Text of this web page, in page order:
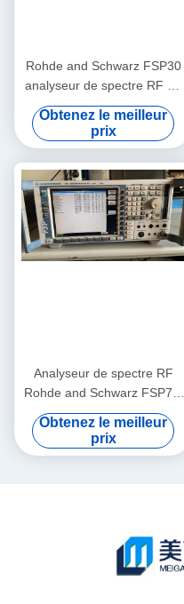
Rohde and Schwarz FSP30
analyseur de spectre RF de
9 KHz à 30 GHz avec niveau
de bruit -155 dBm et testé
en possession
Obtenez le meilleur
prix
Analyseur de spectre RF
Rohde and Schwarz FSP7 9
kHz à 7 GHz portable de
laboratoire avec niveau de
bruit de -155 dBm
Obtenez le meilleur
prix